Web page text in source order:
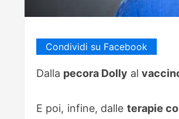
Condividi su Facebook
Dalla pecora Dolly al
E poi, infine, dalle terapie